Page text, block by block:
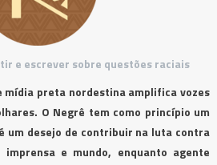
e escrever sobre questões raciais
mídia preta nordestina amplifica vozes
O Negrê tem como princípio um
um desejo de contribuir na luta contra
e mundo, enquanto agente